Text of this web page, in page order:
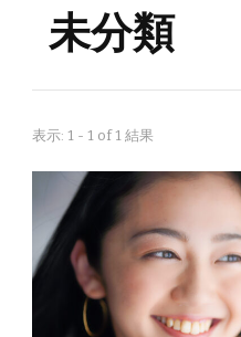
未分類
表示: 1 - 1 of 1 結果